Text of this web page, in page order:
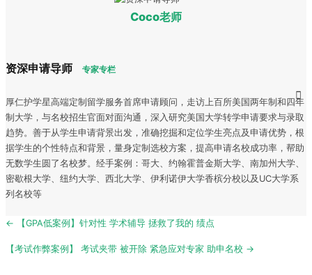
Coco老师
资深申请导师 专家专栏
厚仁护学星高端定制留学服务首席申请顾问，走访上百所美国两年制和四年
制大学，与名校招生官面对面沟通，深入研究美国大学转学申请要求与录取
趋势。善于从学生申请背景出发，准确挖掘和定位学生亮点及申请优势，根
据学生的个性特点和背景，量身定制选校方案，提高申请名校成功率，帮助
无数学生圆了名校梦。经手案例：哥大、约翰霍普金斯大学、南加州大学、
密歇根大学、纽约大学、西北大学、伊利诺伊大学香槟分校以及UC大学系
列名校等
Post
← 【GPA低案例】针对性 学术辅导 拯救了我的 绩点
【考试作弊案例】 考试夹带 被开除 紧急应对专家 助申名校 →